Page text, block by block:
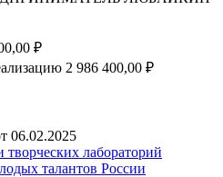
₽
2 986 400,00 ₽
06.02.2025
творческих лабораторий
талантов России